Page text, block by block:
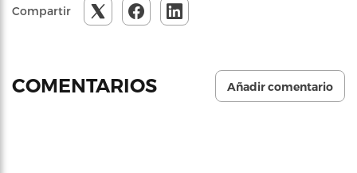
Compartir
COMENTARIOS Añadir comentario